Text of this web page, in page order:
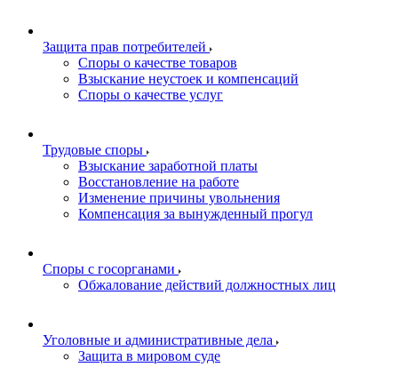
Защита прав потребителей
Споры о качестве товаров
Взыскание неустоек и компенсаций
Споры о качестве услуг
Трудовые споры
Взыскание заработной платы
Восстановление на работе
Изменение причины увольнения
Компенсация за вынужденный прогул
Споры с госорганами
Обжалование действий должностных лиц
Уголовные и административные дела
Защита в мировом суде